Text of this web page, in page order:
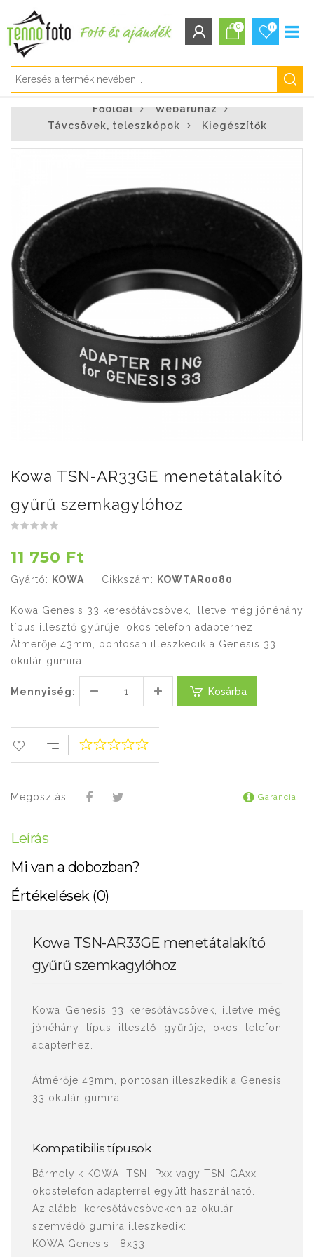
Regisztráció
Elfelejtett jelszó
0 0
Főoldal
Webáruház
Távcsövek, teleszkópok
Kiegészítők
Kowa TSN-AR33GE menetátalakító
gyűrű szemkagylóhoz
11 750 Ft
Gyártó: KOWA Cikkszám: KOWTAR0080
Kowa Genesis 33 keresőtávcsövek, illetve még jónéhány
típus illesztő gyűrűje, okos telefon adapterhez.
Átmérője 43mm, pontosan illeszkedik a Genesis 33
okulár gumira.
Mennyiség: Kosárba
Megosztás: Garancia
Leírás
Mi van a dobozban?
Értékelések (0)
Kowa TSN-AR33GE menetátalakító
gyűrű szemkagylóhoz
Kowa Genesis 33 keresőtávcsövek, illetve még
jónéhány típus illesztő gyűrűje, okos telefon
adapterhez.
Átmérője 43mm, pontosan illeszkedik a Genesis
33 okulár gumira
Kompatibilis típusok
Bármelyik KOWA TSN-IPxx vagy TSN-GAxx
okostelefon adapterrel együtt használható.
Az alábbi keresőtávcsöveken az okulár
szemvédő gumira illeszkedik:
KOWA Genesis 8x33